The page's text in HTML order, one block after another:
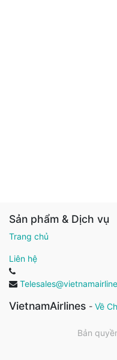
Sản phẩm & Dịch vụ
Trang chủ
Liên hệ
VietnamAirlines - Về
Bản